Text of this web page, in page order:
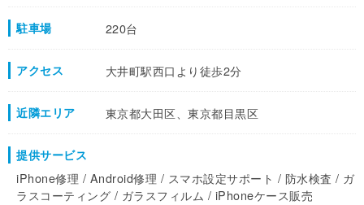
駐車場 220台
アクセス 大井町駅西口より徒歩2分
近隣エリア 東京都大田区、東京都目黒区
提供サービス
iPhone修理 / Android修理 / スマホ設定サポート / 防水検査 / ガ
ラスコーティング / ガラスフィルム / iPhoneケース販売